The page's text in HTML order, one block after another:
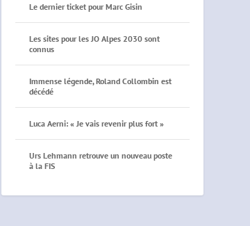
Le dernier ticket pour Marc Gisin
Les sites pour les JO Alpes 2030 sont
connus
Immense légende, Roland Collombin est
décédé
Luca Aerni: « Je vais revenir plus fort »
Urs Lehmann retrouve un nouveau poste
à la FIS